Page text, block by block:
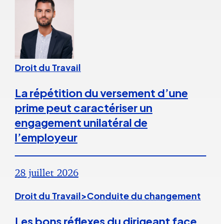
Droit du Travail
La répétition du versement d’une
prime peut caractériser un
engagement unilatéral de
l’employeur
28 juillet 2026
Droit du Travail>Conduite du changement